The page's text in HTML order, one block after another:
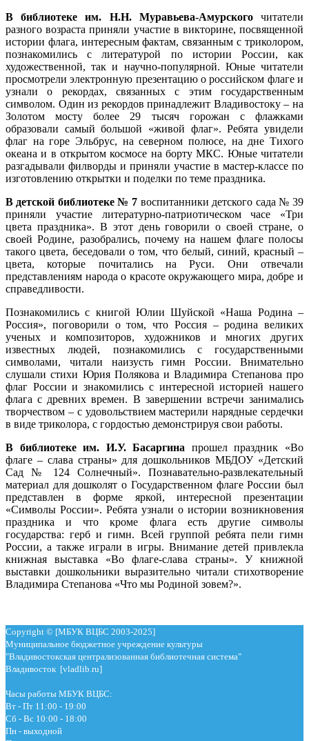
В библиотеке им. Н.Н. Муравьева-Амурского читатели
разного возраста приняли участие в викторине, посвященной
истории флага, интересным фактам, связанным с триколором,
познакомились с литературой по истории России, как
художественной, так и научно-популярной. Юные читатели
просмотрели электронную презентацию о российском флаге и
узнали о рекордах, связанных с этим государственным
символом. Один из рекордов принадлежит Владивостоку – на
Золотом мосту более 29 тысяч горожан с флажками
образовали самый большой «живой флаг». Ребята увидели
флаг на горе Эльбрус, на северном полюсе, на дне Тихого
океана и в открытом космосе на борту МКС. Юные читатели
разгадывали филворды и приняли участие в мастер-классе по
изготовлению открытки и поделки по теме праздника.
В детской библиотеке № 7 воспитанники детского сада № 39
приняли участие литературно-патриотическом часе «Три
цвета праздника». В этот день говорили о своей стране, о
своей Родине, разобрались, почему на нашем флаге полосы
такого цвета, беседовали о том, что белый, синий, красный –
цвета, которые почитались на Руси. Они отвечали
представлениям народа о красоте окружающего мира, добре и
справедливости.
Познакомились с книгой Юлии Шуйской «Наша Родина –
Россия», поговорили о том, что Россия – родина великих
ученых и композиторов, художников и многих других
известных людей, познакомились с государственными
символами, читали наизусть гимн России. Внимательно
слушали стихи Юрия Полякова и Владимира Степанова про
флаг России и знакомились с интересной историей нашего
флага с древних времен. В завершении встречи занимались
творчеством – с удовольствием мастерили нарядные сердечки
в виде триколора, с гордостью демонстрируя свои работы.
В библиотеке им. И.У. Басаргина прошел праздник «Во
флаге – слава страны» для дошкольников МБДОУ «Детский
Сад № 124 Солнечный». Познавательно-развлекательный
материал для дошколят о Государственном флаге России был
представлен в форме яркой, интересной презентации
«Символы России». Ребята узнали о истории возникновения
праздника и что кроме флага есть другие символы
государства: герб и гимн. Всей группой ребята пели гимн
России, а также играли в игры. Внимание детей привлекла
книжная выставка «Во флаге-слава страны». У книжной
выставки дошкольники выразительно читали стихотворение
Владимира Степанова «Что мы Родиной зовем?».
Copyright © [МБУК ВЦБС 2003-2025]
Муниципальное бюджетное учреждение культуры
"Владивостокская централизованная библиотечная система"
Владивосток [vladlib.ru]
Часы работы МБУК ВЦБС:
Вт - Пт 11:00 - 19:00
Сб - Вс 10:00 - 18:00
Пн - выходной